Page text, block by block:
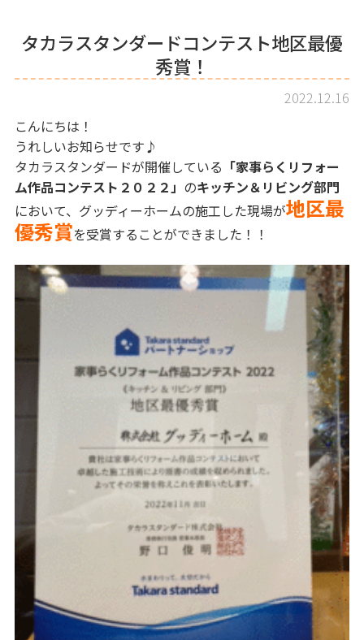
タカラスタンダードコンテスト地区最優
秀賞！
2022.12.16
こんにちは！
うれしいお知らせです♪
タカラスタンダードが開催している 「家事らくリフォー
ム作品コンテスト２０２２」 のキッチン＆リビング部門
において、グッディーホームの施工した現場が地区最
優秀賞を受賞することができました！！